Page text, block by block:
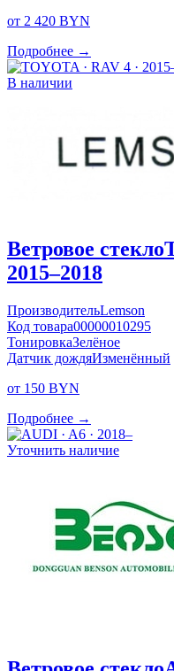
от 2 420 BYN
Подробнее →
В наличии
Ветровое стекло
2015–2018
ПроизводительLemson
Код товара00000010295
ТонировкаЗелёное
Датчик дождяИзменённый
от 150 BYN
Подробнее →
Уточнить наличие